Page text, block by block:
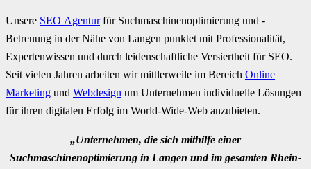
Unsere SEO Agenturfür Suchmaschinenoptimierung und -
Betreuung in der Nähe von Langen punktet mit Professionalität,
Expertenwissen und durch leidenschaftliche Versiertheit für SEO.
Seit vielen Jahren arbeiten wir mittlerweile im Bereich Online
Marketing und Webdesign um Unternehmen individuelle Lösungen
für ihren digitalen Erfolg im World-Wide-Web anzubieten.
„Unternehmen, die sich mithilfe einer
Suchmaschinenoptimierung in Langen und im gesamten Rhein-